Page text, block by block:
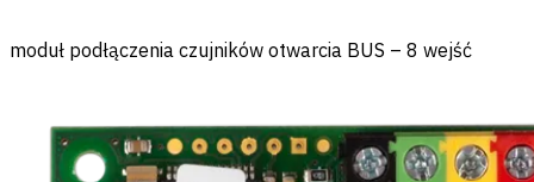
moduł podłączenia czujników otwarcia BUS – 8 wejść